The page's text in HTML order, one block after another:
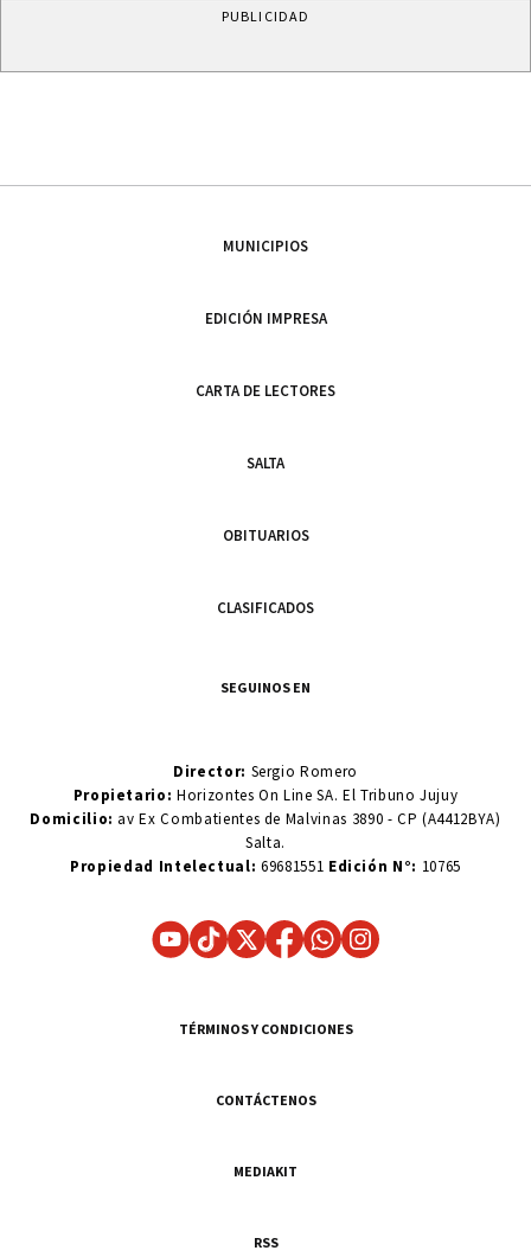
PUBLICIDAD
MUNICIPIOS
EDICIÓN IMPRESA
CARTA DE LECTORES
SALTA
OBITUARIOS
CLASIFICADOS
SEGUINOS EN
Director: Sergio Romero
Propietario:Horizontes On Line SA. El Tribuno Jujuy
Domicilio: av Ex Combatientes de Malvinas 3890 - CP (A4412BYA)
Salta.
Propiedad Intelectual: 69681551 Edición N°: 10765
TÉRMINOS Y CONDICIONES
CONTÁCTENOS
MEDIAKIT
RSS